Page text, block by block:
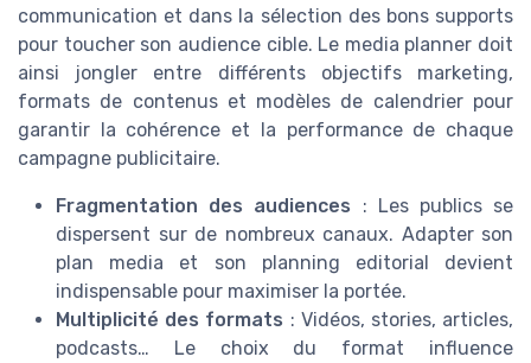
communication et dans la sélection des bons supports
pour toucher son audience cible. Le media planner doit
ainsi jongler entre différents objectifs marketing,
formats de contenus et modèles de calendrier pour
garantir la cohérence et la performance de chaque
campagne publicitaire.
Fragmentation des audiences : Les publics se
dispersent sur de nombreux canaux. Adapter son
plan media et son planning editorial devient
indispensable pour maximiser la portée.
Multiplicité des formats : Vidéos, stories, articles,
podcasts… Le choix du format influence